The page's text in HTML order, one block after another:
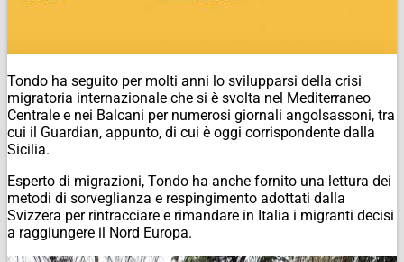
Tondo ha seguito per molti anni lo svilupparsi della crisi
migratoria internazionale che si è svolta nel Mediterraneo
Centrale e nei Balcani per numerosi giornali angolsassoni, tra
cui il Guardian, appunto, di cui è oggi corrispondente dalla
Sicilia.
Esperto di migrazioni, Tondo ha anche fornito una lettura dei
metodi di sorveglianza e respingimento adottati dalla
Svizzera per rintracciare e rimandare in Italia i migranti decisi
a raggiungere il Nord Europa.